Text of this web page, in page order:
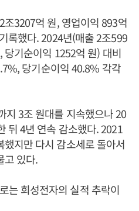
3207억 원, 영업이익 893억
록했다. 2024년(매출 2조599
기순이익 1252억 원) 대비
당기순이익 40.8% 각각
지 3조 원대를 지속했으나 20
뒤 4년 연속 감소했다. 2021
지만 다시 감소세로 돌아서
고 있다.
는 희성전자의 실적 추락이